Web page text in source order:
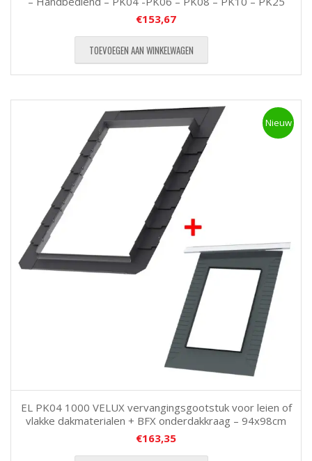
€153,67
TOEVOEGEN AAN WINKELWAGEN
Nieuw
EL PK04 1000 VELUX vervangingsgootstuk voor leien of
vlakke dakmaterialen + BFX onderdakkraag – 94x98cm
€163,35